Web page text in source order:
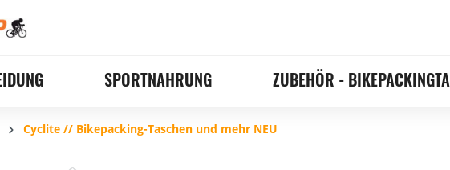
SPORTNAHRUNG ZUBEHÖR -
Cyclite // Bikepacking-Taschen und mehr NEU